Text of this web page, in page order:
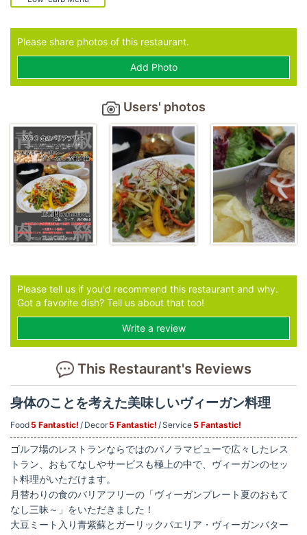
Please share photos of this restaurant.
Add Photo
Users' photos
Please tell us if you'd recommend this restaurant and why.
Got a favorite dish? Tell us about that too!
Write a review
This Restaurant's Reviews
身体のことを考えた美味しいヴィーガン料理
Food5 Fantastic! Decor5 Fantastic! Service5 Fantastic!
ゴルフ場のレストランならではのパノラマビューで広々したレス
トラン、おもてなしやサービスも極上の中で、ヴィーガンのセッ
ト料理がいただけます。
月替わりの食のバリアフリーの「ヴィーガンプレート夏のおもて
なし三昧～」をいただきました！
大豆ミート入り青紫蘇とガーリックパエリア・ヴィーガンバター